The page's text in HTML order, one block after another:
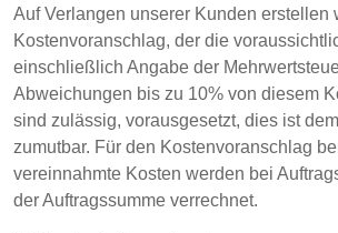
Auf Verlangen unserer Kunden erstellen
Kostenvoranschlag, der die
einschließlich Angabe der
Abweichungen bis zu 10% von diesem
sind zulässig, vorausgesetzt, dies ist
zumutbar. Für den Kostenvoranschlag
vereinnahmte Kosten werden bei
der Auftragssumme verrechnet.